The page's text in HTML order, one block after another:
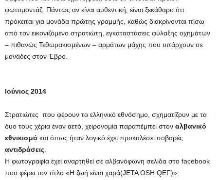
φωτομοντάζ. Πάντως αν είναι αυθεντική, είναι ξεκάθαρο ότι
πρόκειται για μονάδα πρώτης γραμμής, καθώς διακρίνονται πίσω
από τον εικονιζόμενο στρατιώτη, εγκαταστάσεις φύλαξης οχημάτων
– πιθανώς Τεθωρακισμένων – αρμάτων μάχης που υπάρχουν σε
μονάδες στον Έβρο.
Ιούνιος 2014
Στρατιώτες που φέρουν το ελληνικό εθνόσημο, σχηματίζουν με τα
δυο τους χέρια έναν αετό, χειρονομία παραπέμπει στον αλβανικό
εθνικισμό και όπως ήταν λογικό έχει προκαλέσει σοβαρές
αντιδράσεις
Η φωτογραφία έχει αναρτηθεί σε αλβανόφωνη σελίδα στο facebook
που φέρει τον τίτλο «Η ζωή είναι χαρά(JETA OSH QEF)».